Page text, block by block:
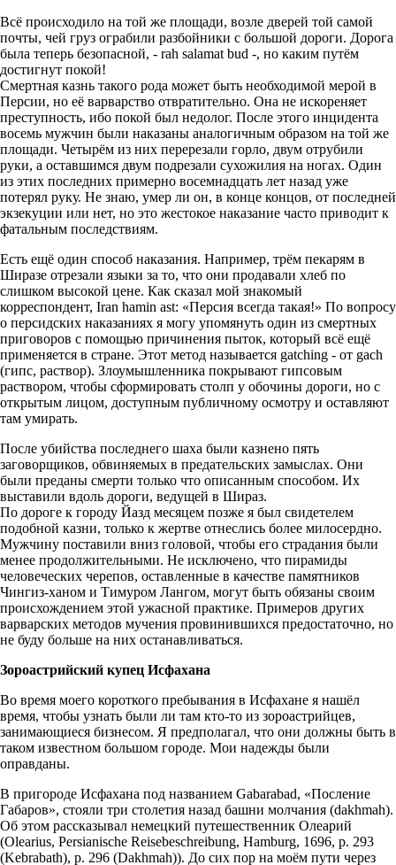
Всё происходило на той же площади, возле дверей той самой
почты, чей груз ограбили разбойники с большой дороги. Дорога
была теперь безопасной, - rah salamat bud -, но каким путём
достигнут покой!
Смертная казнь такого рода может быть необходимой мерой в
Персии, но её варварство отвратительно. Она не искореняет
преступность, ибо покой был недолог. После этого инцидента
восемь мужчин были наказаны аналогичным образом на той же
площади. Четырём из них перерезали горло, двум отрубили
руки, а оставшимся двум подрезали сухожилия на ногах. Один
из этих последних примерно восемнадцать лет назад уже
потерял руку. Не знаю, умер ли он, в конце концов, от последней
экзекуции или нет, но это жестокое наказание часто приводит к
фатальным последствиям.
Есть ещё один способ наказания. Например, трём пекарям в
Ширазе отрезали языки за то, что они продавали хлеб по
слишком высокой цене. Как сказал мой знакомый
корреспондент, Iran hamin ast: «Персия всегда такая!» По вопросу
о персидских наказаниях я могу упомянуть один из смертных
приговоров с помощью причинения пыток, который всё ещё
применяется в стране. Этот метод называется gatching - от gach
(гипс, раствор). Злоумышленника покрывают гипсовым
раствором, чтобы сформировать столп у обочины дороги, но с
открытым лицом, доступным публичному осмотру и оставляют
там умирать.
После убийства последнего шаха были казнено пять
заговорщиков, обвиняемых в предательских замыслах. Они
были преданы смерти только что описанным способом. Их
выставили вдоль дороги, ведущей в Шираз.
По дороге к городу Йазд месяцем позже я был свидетелем
подобной казни, только к жертве отнеслись более милосердно.
Мужчину поставили вниз головой, чтобы его страдания были
менее продолжительными. Не исключено, что пирамиды
человеческих черепов, оставленные в качестве памятников
Чингиз-ханом и Тимуром Лангом, могут быть обязаны своим
происхождением этой ужасной практике. Примеров других
варварских методов мучения провинившихся предостаточно, но
не буду больше на них останавливаться.
Зороастрийский купец Исфахана
Во время моего короткого пребывания в Исфахане я нашёл
время, чтобы узнать были ли там кто-то из зороастрийцев,
занимающиеся бизнесом. Я предполагал, что они должны быть в
таком известном большом городе. Мои надежды были
оправданы.
В пригороде Исфахана под названием Gabarabad, «Посление
Габаров», стояли три столетия назад башни молчания (dakhmah).
Об этом рассказывал немецкий путешественник Олеарий
(Olearius, Persianische Reisebeschreibung, Hamburg, 1696, p. 293
(Kebrabath), p. 296 (Dakhmah)). До сих пор на моём пути через